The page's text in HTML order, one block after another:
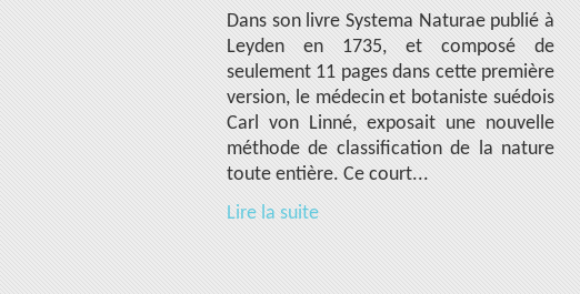
Dans son livre Systema Naturae publié à
Leyden en 1735, et composé de
seulement 11 pages dans cette première
version, le médecin et botaniste suédois
Carl von Linné, exposait une nouvelle
méthode de classification de la nature
toute entière. Ce court...
Lire la suite